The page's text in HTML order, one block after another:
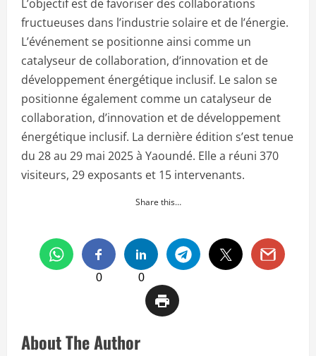
L’objectif est de favoriser des collaborations
fructueuses dans l’industrie solaire et de l’énergie.
L’événement se positionne ainsi comme un
catalyseur de collaboration, d’innovation et de
développement énergétique inclusif. Le salon se
positionne également comme un catalyseur de
collaboration, d’innovation et de développement
énergétique inclusif. La dernière édition s’est tenue
du 28 au 29 mai 2025 à Yaoundé. Elle a réuni 370
visiteurs, 29 exposants et 15 intervenants.
Share this…
0 0
About The Author